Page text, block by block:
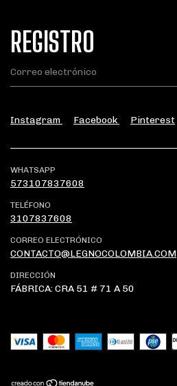
REGISTRO
Instagram Facebook Pinterest
WHATSAPP
573107837608
TELÉFONO
3107837608
CORREO ELECTRÓNICO
CONTACTO@LEGNOCOLOMBIA.COM
DIRECCIÓN
FÁBRICA: CRA 51 # 71 A 50